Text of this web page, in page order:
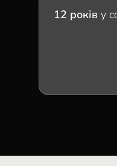
12 років у